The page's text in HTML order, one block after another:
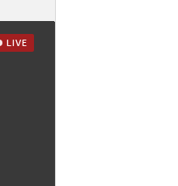
LIVE